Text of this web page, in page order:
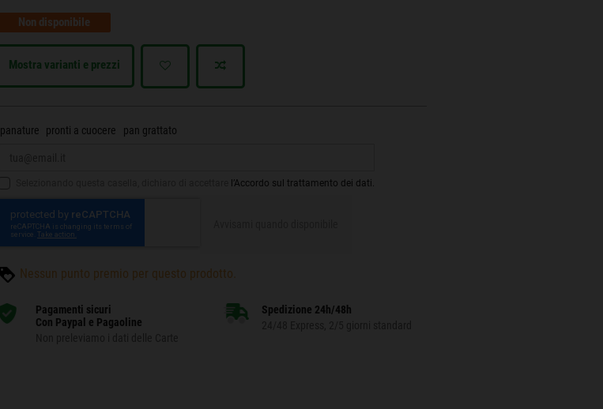
Non disponibile
Mostra varianti e prezzi
panature pronti a cuocere pan grattato
l’Accordo sul trattamento dei dati.
Nessun punto premio per questo prodotto.
Pagamenti sicuri
Con Paypal e Pagaoline
Spedizione 24h/48h